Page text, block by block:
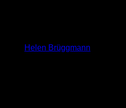
Helen Brüggmann